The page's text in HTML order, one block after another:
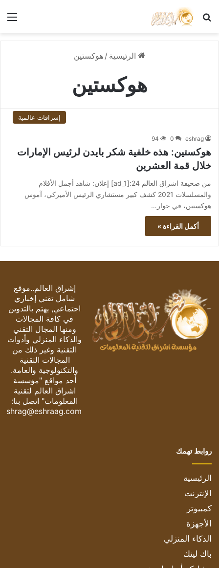
بحث عن
الرئيسية / هوكستين
هوكستين
إشراقات عالمية
eshrag
0
94
هوكستين: هذه خلفية شكر بايدن لرئيس الإمارات
خلال قمة العشرين
من صحيفة اشراق العالم 24:[ad_1] إعلان: شاهد أجمل الأفلام
والمسلسلات 2021 كشف كبير مستشاري الرئيس الأميركي، آموس
هوكستين، في حوار…
أكمل القراءة »
إشراق العالم..موقع
شامل تقني إخباري
اجتماعي, يهتم بالتدوين
في كافة المجالات
ومنها المجال التقني
والذكاء المنزلي وأدوات
التقنية وغير ذلك من
المجالات التقنية
والتكنولوجية والعامة.
أحد مواقع "مؤسسة
اشراق العالم لتقنية
المعلومات" اتصل بنا:
eshrag@eshraag.com
روابط تهمك
الرئيسية
الإنترنت
كمبيوتر
الأجهزة
الذكاء المنزلي
باك لينك